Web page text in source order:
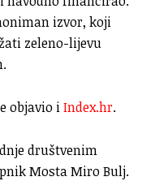
izvor, koji
zeleno-lijevu
objavio iIndex.hr.
društvenim
Mosta Miro Bulj.